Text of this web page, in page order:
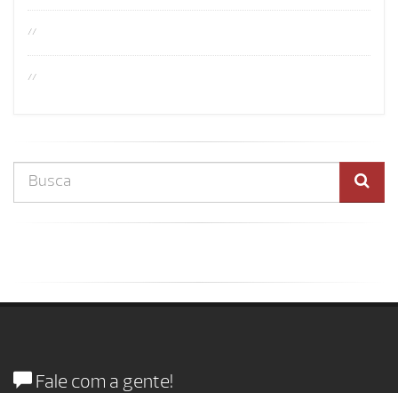
//
//
Fale com a gente!